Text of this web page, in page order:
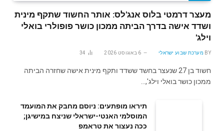
מעצר דרמטי בלוס אנג'לס: אותר החשוד שתקף מינית
ושדד אישה בדרך הביתה ממכון כושר פופולרי בואלי
וילג'
BY מערכת שבוע ישראלי 6 באוגוסט 2026 34
חשוד בן 27 שנעצר בחשד ששדד ותקף מינית אישה שחזרה הביתה
ממכון כושר בואלי וילג',…
תיראו מופתעים: ניוסם מחבק את המועמד
המוסלמי האנטי-ישראלי שניצח במישיגן;
ככה נעצור את טראמפ